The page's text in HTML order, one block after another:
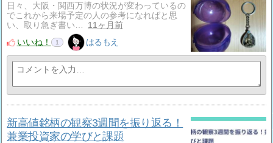
日々、大阪・関西万博の状況が変わっているの
でこれから来場予定の人の参考になればと思
い、取り急ぎ書い…
11ヶ月前
いいね！
1 はるもえ
新高値銘柄の観察3週間を振り返る！
兼業投資家の学びと課題